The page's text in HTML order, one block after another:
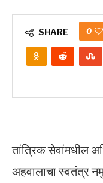
SHARE 0
तांत्रिक सेवांमधील
अहवालाचा स्वतंत्र